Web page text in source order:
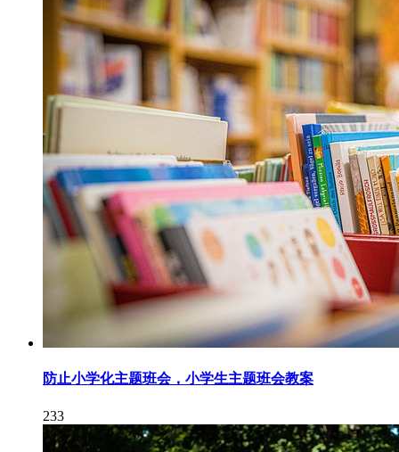
防止小学化主题班会，小学生主题班会教案
233